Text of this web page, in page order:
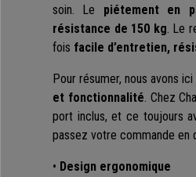
soin. Le piétement en
résistance de 150 kg. Le
fois facile d’entretien,
Pour résumer, nous avons ici
et fonctionnalité. Chez
port inclus, et ce toujours
passez votre commande en
• Design ergonomique